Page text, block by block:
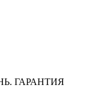
ГАРАНТИЯ